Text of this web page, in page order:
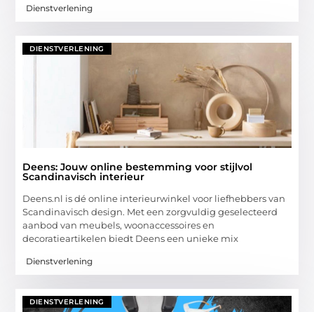
Dienstverlening
DIENSTVERLENING
Deens: Jouw online bestemming voor stijlvol
Scandinavisch interieur
Deens.nl is dé online interieurwinkel voor liefhebbers van
Scandinavisch design. Met een zorgvuldig geselecteerd
aanbod van meubels, woonaccessoires en
decoratieartikelen biedt Deens een unieke mix
Dienstverlening
DIENSTVERLENING